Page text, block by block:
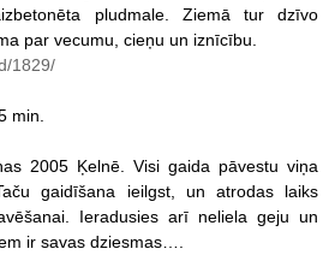
pludmale. Ziemā tur dzīvo
par vecumu, cieņu un iznīcību.
1829/
min.
2005 Ķelnē. Visi gaida pāvestu viņa
gaidīšana ieilgst, un atrodas laiks
Ieradusies arī neliela geju un
ir savas dziesmas….